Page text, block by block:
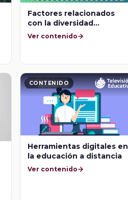
Factores relacionados
con la diversidad
lingüística
Ver contenido
CONTENIDO
Herramientas digitales en
la educación a distancia
Ver contenido